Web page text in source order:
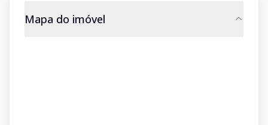
Mapa do imóvel